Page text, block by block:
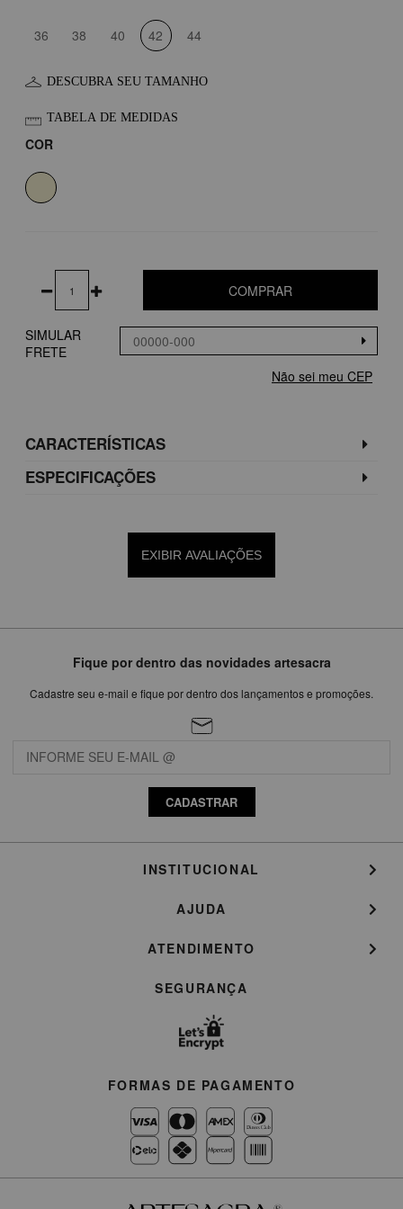
36 38 40 42 44
DESCUBRA SEU TAMANHO
TABELA DE MEDIDAS
COR
COMPRAR
SIMULAR
FRETE
Não sei meu CEP
CARACTERÍSTICAS
ESPECIFICAÇÕES
EXIBIR AVALIAÇÕES
Fique por dentro das novidades artesacra
Cadastre seu e-mail e fique por dentro dos lançamentos e promoções.
CADASTRAR
INSTITUCIONAL
AJUDA
ATENDIMENTO
SEGURANÇA
FORMAS DE PAGAMENTO